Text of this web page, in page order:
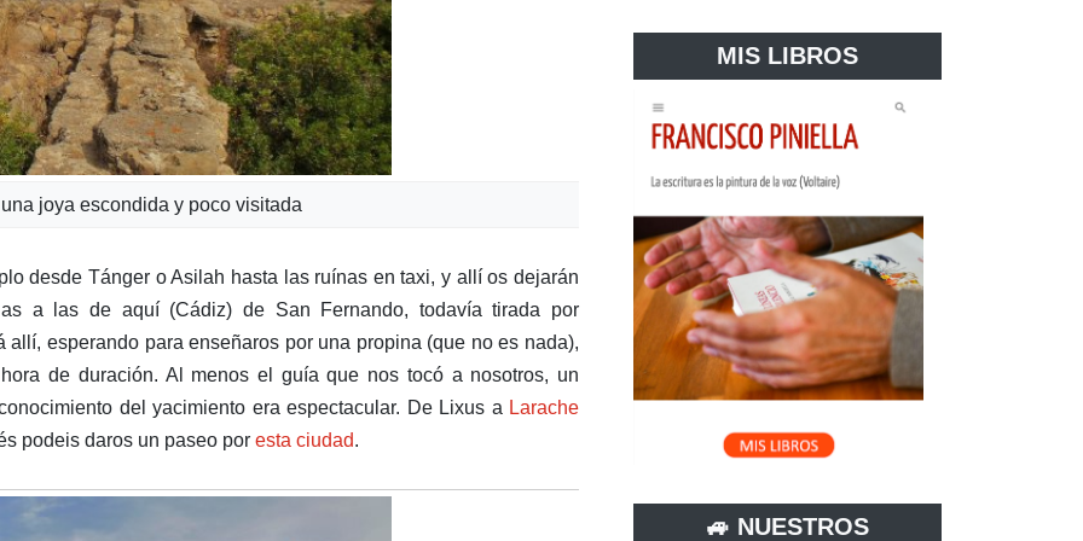
joya escondida y poco visitada
desde Tánger o Asilah hasta las ruínas en taxi, y allí os dejarán
a las de aquí (Cádiz) de San Fernando, todavía tirada por
esperando para enseñaros por una propina (que no es nada),
de duración. Al menos el guía que nos tocó a nosotros, un
del yacimiento era espectacular. De Lixus a Larache
podeis daros un paseo por esta ciudad.
MIS LIBROS
🚙 NUESTROS